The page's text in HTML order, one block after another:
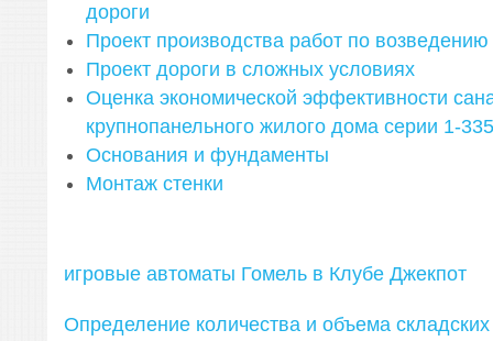
дороги
Проект производства работ по
Проект дороги в сложных условиях
Оценка экономической эффективности
крупнопанельного жилого дома серии 1-335
Основания и фундаменты
Монтаж стенки
игровые автоматы Гомель в Клубе Джекпот
Определение количества и объема складских